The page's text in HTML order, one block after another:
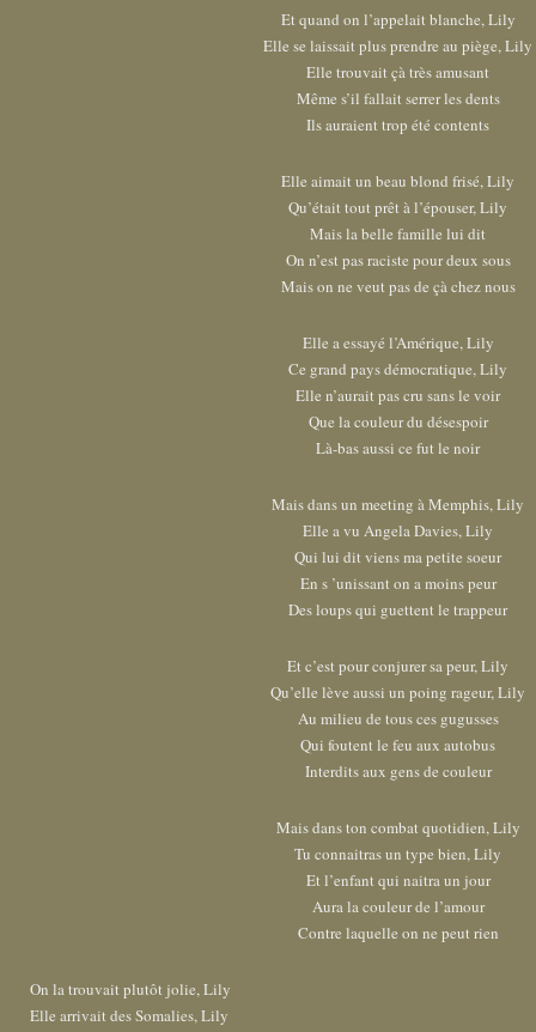
Et quand on l’appelait blanche, Lily
Elle se laissait plus prendre au piège, Lily
Elle trouvait çà très amusant
Même s’il fallait serrer les dents
Ils auraient trop été contents
Elle aimait un beau blond frisé, Lily
Qu’était tout prêt à l’épouser, Lily
Mais la belle famille lui dit
On n’est pas raciste pour deux sous
Mais on ne veut pas de çà chez nous
Elle a essayé l’Amérique, Lily
Ce grand pays démocratique, Lily
Elle n’aurait pas cru sans le voir
Que la couleur du désespoir
Là-bas aussi ce fut le noir
Mais dans un meeting à Memphis, Lily
Elle a vu Angela Davies, Lily
Qui lui dit viens ma petite soeur
En s ’unissant on a moins peur
Des loups qui guettent le trappeur
Et c’est pour conjurer sa peur, Lily
Qu’elle lève aussi un poing rageur, Lily
Au milieu de tous ces gugusses
Qui foutent le feu aux autobus
Interdits aux gens de couleur
Mais dans ton combat quotidien, Lily
Tu connaitras un type bien, Lily
Et l’enfant qui naitra un jour
Aura la couleur de l’amour
Contre laquelle on ne peut rien
On la trouvait plutôt jolie, Lily
Elle arrivait des Somalies, Lily